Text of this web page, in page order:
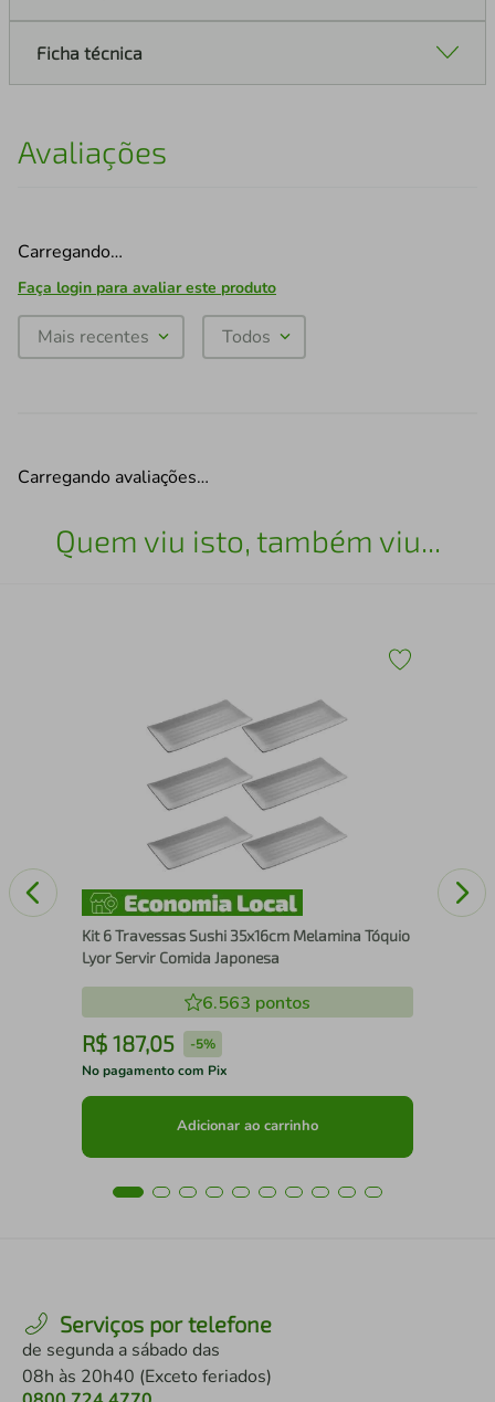
Ficha técnica
Avaliações
Carregando…
Faça login para avaliar este produto
Mais recentes Todos
Carregando avaliações…
Quem viu isto, também viu...
Kit 6 Travessas Sushi 35x16cm Melamina Tóquio
Lyor Servir Comida Japonesa
6.563 pontos
R$ 187,05 -5%
No pagamento com Pix
Adicionar ao carrinho
Serviços por telefone
de segunda a sábado das
08h às 20h40 (Exceto feriados)